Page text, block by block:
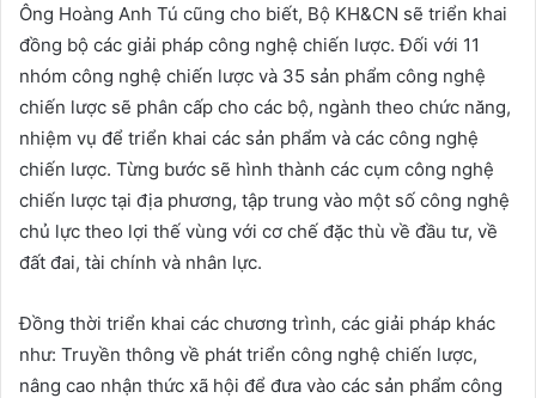
Ông Hoàng Anh Tú cũng cho biết, Bộ KH&CN sẽ triển khai
đồng bộ các giải pháp công nghệ chiến lược. Đối với 11
nhóm công nghệ chiến lược và 35 sản phẩm công nghệ
chiến lược sẽ phân cấp cho các bộ, ngành theo chức năng,
nhiệm vụ để triển khai các sản phẩm và các công nghệ
chiến lược. Từng bước sẽ hình thành các cụm công nghệ
chiến lược tại địa phương, tập trung vào một số công nghệ
chủ lực theo lợi thế vùng với cơ chế đặc thù về đầu tư, về
đất đai, tài chính và nhân lực.
Đồng thời triển khai các chương trình, các giải pháp khác
như: Truyền thông về phát triển công nghệ chiến lược,
nâng cao nhận thức xã hội để đưa vào các sản phẩm công